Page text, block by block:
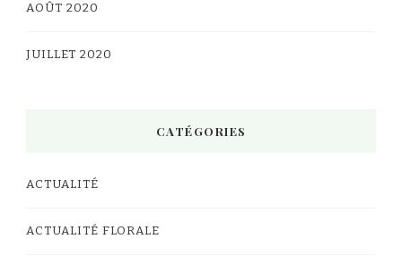
AOÛT 2020
JUILLET 2020
CATÉGORIES
ACTUALITÉ
ACTUALITÉ FLORALE